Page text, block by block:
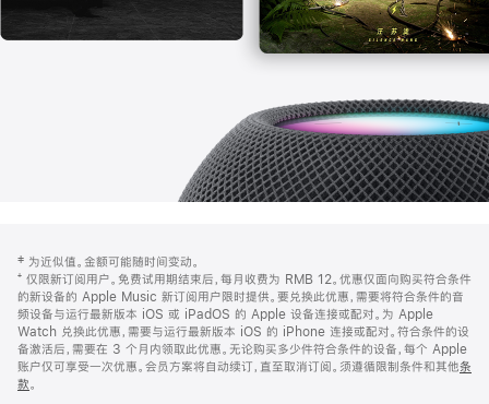
页
页
脚
注
‡ 为近似值。金额可能随时间变动。
⁺ 仅限新订阅用户。免费试用期结束后，每月收费为 RMB 12。优惠仅面向购买符合条件
的新设备的 Apple Music 新订阅用户限时提供。要兑换此优惠，需要将符合条件的音
频设备与运行最新版本 iOS 或 iPadOS 的 Apple 设备连接或配对。为 Apple
Watch 兑换此优惠，需要与运行最新版本 iOS 的 iPhone 连接或配对。符合条件的设
备激活后，需要在 3 个月内领取此优惠。无论购买多少件符合条件的设备，每个 Apple
账户仅可享受一次优惠。会员方案将自动续订，直至取消订阅。须遵循限制条件和其他条
款。